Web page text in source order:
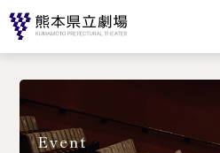
Event